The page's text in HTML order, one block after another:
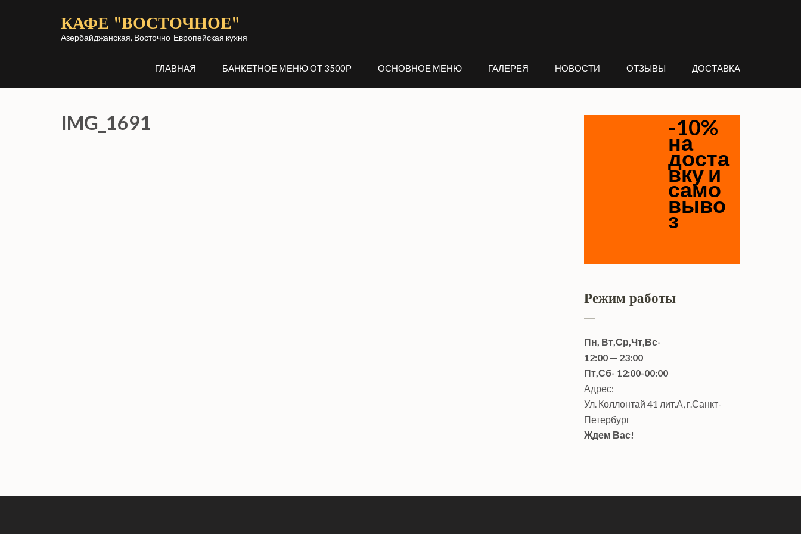
КАФЕ "ВОСТОЧНОЕ"
Азербайджанская, Восточно-Европейская кухня
ГЛАВНАЯ БАНКЕТНОЕ МЕНЮ ОТ 3500Р ОСНОВНОЕ МЕНЮ ГАЛЕРЕЯ НОВОСТИ ОТЗЫВЫ ДОСТАВКА
IMG_1691 -10%
на
доста
вку и
само
выво
з
Режим работы
Пн, Вт,Ср,Чт,Вс-
12:00 — 23:00
Пт,Сб- 12:00-00:00
Адрес:
Ул. Коллонтай 41 лит.А, г.Санкт-
Петербург
Ждем Вас!